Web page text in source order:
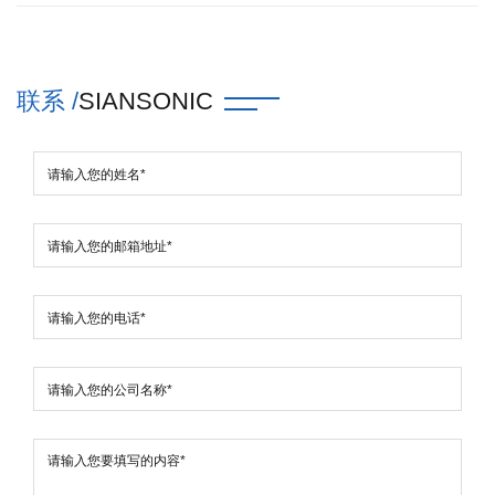
联系 /SIANSONIC